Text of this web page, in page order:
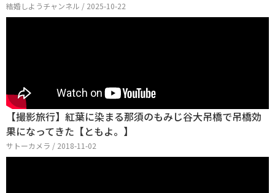
結婚しようチャンネル / 2025-10-22
【撮影旅行】紅葉に染まる那須のもみじ谷大吊橋で吊橋効
果になってきた【ともよ。】
サトーカメラ / 2018-11-02